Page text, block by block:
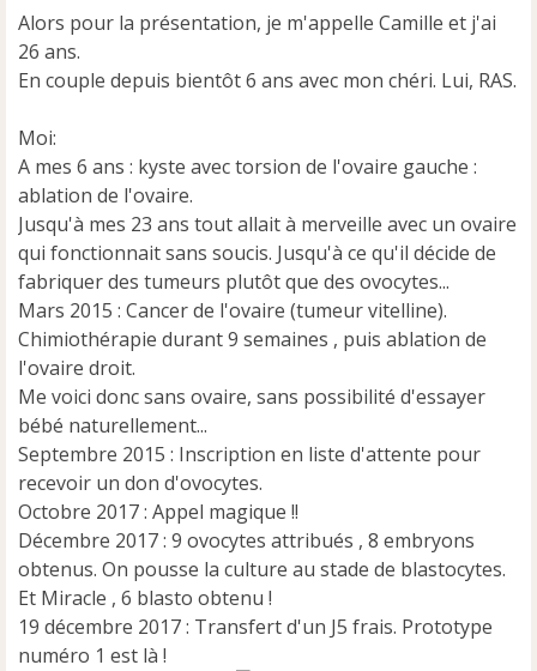
g
e
n
o
l
u
Alors pour la présentation, je m'appelle Camille et j'ai
26 ans.
En couple depuis bientôt 6 ans avec mon chéri. Lui, RAS.
Moi:
A mes 6 ans : kyste avec torsion de l'ovaire gauche :
ablation de l'ovaire.
Jusqu'à mes 23 ans tout allait à merveille avec un ovaire
qui fonctionnait sans soucis. Jusqu'à ce qu'il décide de
fabriquer des tumeurs plutôt que des ovocytes...
Mars 2015 : Cancer de l'ovaire (tumeur vitelline).
Chimiothérapie durant 9 semaines , puis ablation de
l'ovaire droit.
Me voici donc sans ovaire, sans possibilité d'essayer
bébé naturellement...
Septembre 2015 : Inscription en liste d'attente pour
recevoir un don d'ovocytes.
Octobre 2017 : Appel magique !!
Décembre 2017 : 9 ovocytes attribués , 8 embryons
obtenus. On pousse la culture au stade de blastocytes.
Et Miracle , 6 blasto obtenu !
19 décembre 2017 : Transfert d'un J5 frais. Prototype
numéro 1 est là !